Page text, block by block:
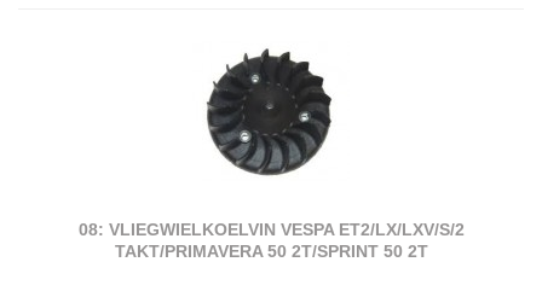
08: VLIEGWIELKOELVIN VESPA ET2/LX/LXV/S/2
TAKT/PRIMAVERA 50 2T/SPRINT 50 2T